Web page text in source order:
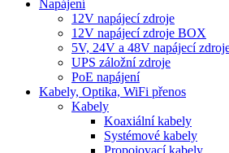
Napájení
12V napájecí zdroje
12V napájecí zdroje BOX
5V, 24V a 48V napájecí
UPS záložní zdroje
PoE napájení
Kabely, Optika, WiFi přenos
Kabely
Koaxiální kabely
Systémové kabely